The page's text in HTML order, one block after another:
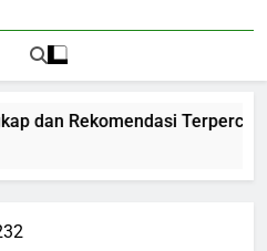
Dan Industri
dan Rekomendasi Terpercaya